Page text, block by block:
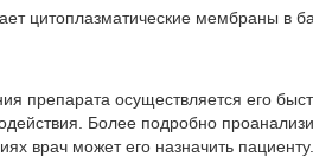
цитоплазматические мембраны в
препарата осуществляется его
Более подробно
врач может его назначить пациенту.